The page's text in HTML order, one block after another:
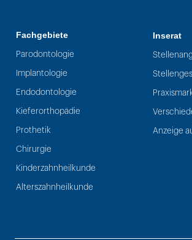
Fachgebiete
Parodontologie
Implantologie
Endodontologie
Kieferorthopädie
Prothetik
Chirurgie
Kinderzahnheilkunde
Alterszahnheilkunde
Inserat
Anzeige